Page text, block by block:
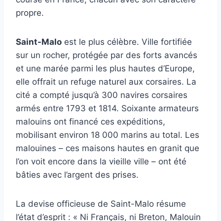
propre.
Saint-Malo est le plus célèbre. Ville fortifiée
sur un rocher, protégée par des forts avancés
et une marée parmi les plus hautes d’Europe,
elle offrait un refuge naturel aux corsaires. La
cité a compté jusqu’à 300 navires corsaires
armés entre 1793 et 1814. Soixante armateurs
malouins ont financé ces expéditions,
mobilisant environ 18 000 marins au total. Les
malouines – ces maisons hautes en granit que
l’on voit encore dans la vieille ville – ont été
bâties avec l’argent des prises.
La devise officieuse de Saint-Malo résume
l’état d’esprit : « Ni Français, ni Breton, Malouin